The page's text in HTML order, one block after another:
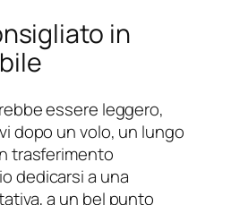
in
essere leggero,
dopo un volo, un lungo
trasferimento
dedicarsi a una
a un bel punto